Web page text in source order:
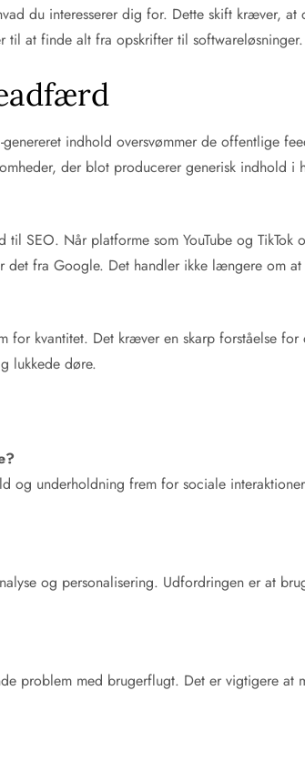
du interesserer dig for. Dette skift kræver,
til at finde alt fra opskrifter til softwareløsninger.
indhold oversvømmer de offentlige
der blot producerer generisk indhold
SEO. Når platforme som YouTube og TikTok
det fra Google. Det handler ikke længere om
for kvantitet. Det kræver en skarp forståelse
lukkede døre.
underholdning frem for sociale
og personalisering. Udfordringen er at
problem med brugerflugt. Det er vigtigere at